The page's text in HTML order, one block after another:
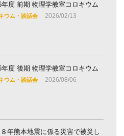
年度 前期 物理学教室コロキウム
ウム・談話会 2026/02/13
年度 後期 物理学教室コロキウム
ウム・談話会 2026/08/06
年熊本地震に係る災害で被災し